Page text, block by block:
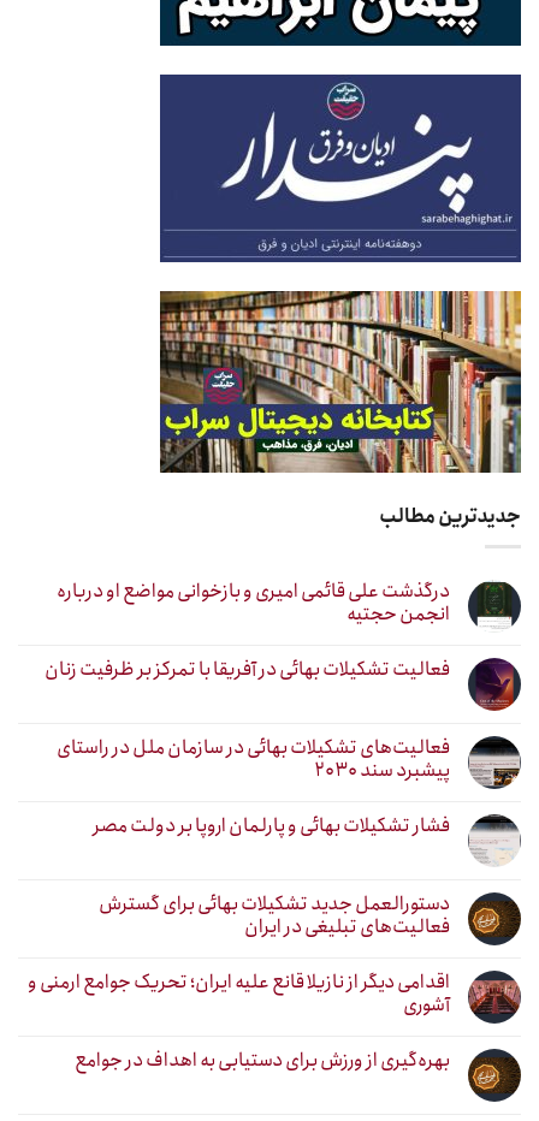
جدیدترین مطالب
درگذشت علی قائمی امیری و بازخوانی مواضع او درباره
انجمن حجتیه
فعالیت تشکیلات بهائی در آفریقا با تمرکز بر ظرفیت زنان
فعالیت‌های تشکیلات بهائی در سازمان ملل در راستای
پیشبرد سند ۲۰۳۰
فشار تشکیلات بهائی و پارلمان اروپا بر دولت مصر
دستورالعمل جدید تشکیلات بهائی برای گسترش
فعالیت‌های تبلیغی در ایران
اقدامی دیگر از نازیلا قانع علیه ایران؛ تحریک جوامع ارمنی و
آشوری
بهره‌گیری از ورزش برای دستیابی به اهداف در جوامع